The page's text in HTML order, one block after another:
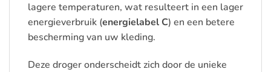
lagere temperaturen, wat resulteert in een lager
energieverbruik (energielabel C) en een betere
bescherming van uw kleding.
Deze droger onderscheidt zich door de unieke